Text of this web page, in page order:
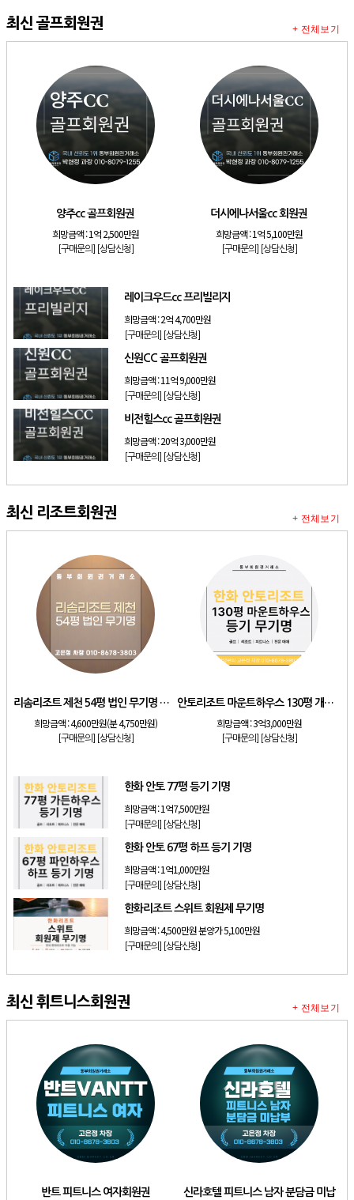
[리조트]소노호텔앤리조트 패밀리 등기 무기명
빌라쥬드 아난티 기명 회원권
[리조트] 안토리조트 가든하우스 77평 등기 기명
[리조트] 소노호텔앤리조트 로얄 회원제 기명
[리조트] 소노호텔앤리조트 스위트 등기 기명
금호리조트 28평 등기 기명
레이크우드cc 프리빌리지
최신 골프회원권
양주cc 골프회원권
희망금액 :1억 2,500만원
[구매문의] [상담신청]
더시에나서울cc 회원권
희망금액 :1억 5,100만원
[구매문의] [상담신청]
레이크우드cc 프리빌리지
희망금액 :2억 4,700만원
[구매문의] [상담신청]
신원CC 골프회원권
희망금액 :11억 9,000만원
[구매문의] [상담신청]
비전힐스cc 골프회원권
희망금액 :20억 3,000만원
[구매문의] [상담신청]
+ 전체보기
최신 리조트회원권
리솜리조트 제천 54평 법인 무기명 회원제
희망금액 :4,600만원(분 4,750만원)
[구매문의] [상담신청]
안토리조트 마운트하우스 130평 개인 기명
희망금액 :3억3,000만원
[구매문의] [상담신청]
한화 안토 77평 등기 기명
희망금액 :1억7,500만원
[구매문의] [상담신청]
한화 안토 67평 하프 등기 기명
희망금액 :1억1,000만원
[구매문의] [상담신청]
한화리조트 스위트 회원제 무기명
희망금액 :4,500만원 분양가 5,100만원
[구매문의] [상담신청]
+ 전체보기
최신 휘트니스회원권
반트 피트니스 여자회원권 신라호텔 피트니스 남자 분담금 미납
+ 전체보기